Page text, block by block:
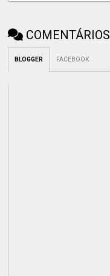
COMENTÁRIOS
BLOGGER FACEBOOK